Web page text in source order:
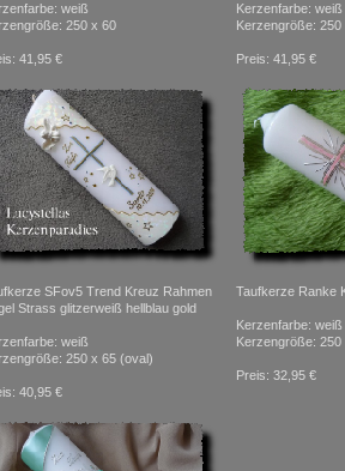
weiß
250 x 60
41,95 €
Kerzenfarbe: weiß
Kerzengröße: 250
Preis: 41,95 €
SFov5 Trend Kreuz Rahmen
Strass glitzerweiß hellblau gold
weiß
250 x 65 (oval)
40,95 €
Taufkerze Ranke
Kerzenfarbe: weiß
Kerzengröße: 250
Preis: 32,95 €